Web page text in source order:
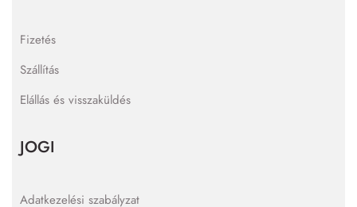
Fizetés
Szállítás
Elállás és visszaküldés
JOGI
Adatkezelési szabályzat